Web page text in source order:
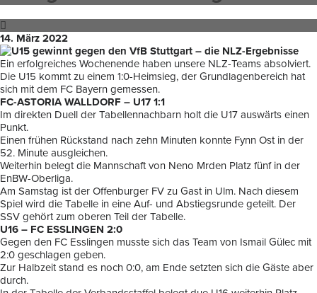
14. März 2022
Ein erfolgreiches Wochenende haben unsere NLZ-Teams absolviert.
Die U15 kommt zu einem 1:0-Heimsieg, der Grundlagenbereich hat
sich mit dem FC Bayern gemessen.
FC-ASTORIA WALLDORF – U17 1:1
Im direkten Duell der Tabellennachbarn holt die U17 auswärts einen
Punkt.
Einen frühen Rückstand nach zehn Minuten konnte Fynn Ost in der
52. Minute ausgleichen.
Weiterhin belegt die Mannschaft von Neno Mrden Platz fünf in der
EnBW-Oberliga.
Am Samstag ist der Offenburger FV zu Gast in Ulm. Nach diesem
Spiel wird die Tabelle in eine Auf- und Abstiegsrunde geteilt. Der
SSV gehört zum oberen Teil der Tabelle.
U16 – FC ESSLINGEN 2:0
Gegen den FC Esslingen musste sich das Team von Ismail Gülec mit
2:0 geschlagen geben.
Zur Halbzeit stand es noch 0:0, am Ende setzten sich die Gäste aber
durch.